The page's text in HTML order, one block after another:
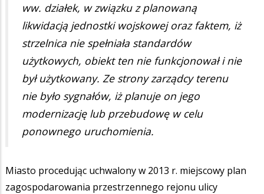
ww. działek, w związku z planowaną
likwidacją jednostki wojskowej oraz faktem, iż
strzelnica nie spełniała standardów
użytkowych, obiekt ten nie funkcjonował i nie
był użytkowany. Ze strony zarządcy terenu
nie było sygnałów, iż planuje on jego
modernizację lub przebudowę w celu
ponownego uruchomienia.
Miasto procedując uchwalony w 2013 r. miejscowy plan
zagospodarowania przestrzennego rejonu ulicy